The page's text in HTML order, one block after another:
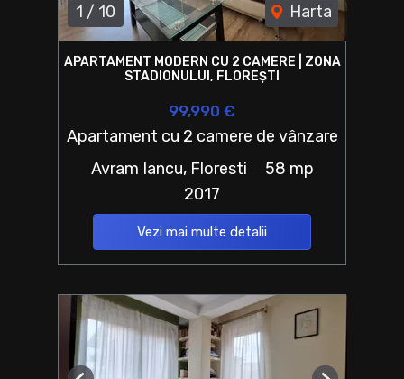
1 / 10 Harta
APARTAMENT MODERN CU 2 CAMERE | ZONA
STADIONULUI, FLOREȘTI
99,990 €
Apartament cu 2 camere de vânzare
Avram Iancu, Floresti
58 mp
2017
Vezi mai multe detalii